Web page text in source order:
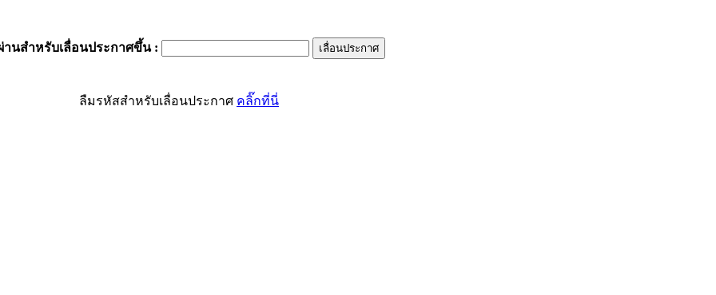
านสำหรับเลื่อนประกาศขึ้น:
ลืมรหัสสำหรับเลื่อนประกาศ คลิ๊กที่นี่